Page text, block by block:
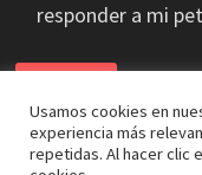
responder a mi
Usamos cookies en
experiencia más
repetidas. Al hacer clic